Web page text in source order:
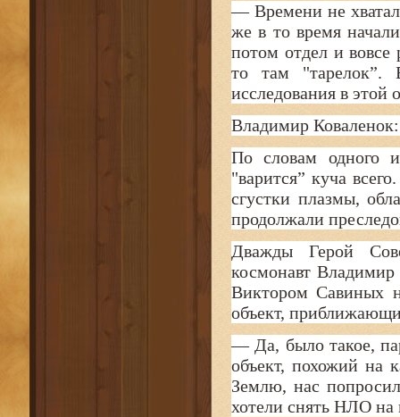
— Времени не
же в то время
потом отдел и
то там "тарелок”.
исследования в
Владимир
По словам одного
"варится” куча
сгустки плазмы,
продолжали
Дважды Герой
космонавт Владимир
Виктором Савиных
объект,
— Да, было такое,
объект, похожий на
Землю, нас
хотели снять НЛО на